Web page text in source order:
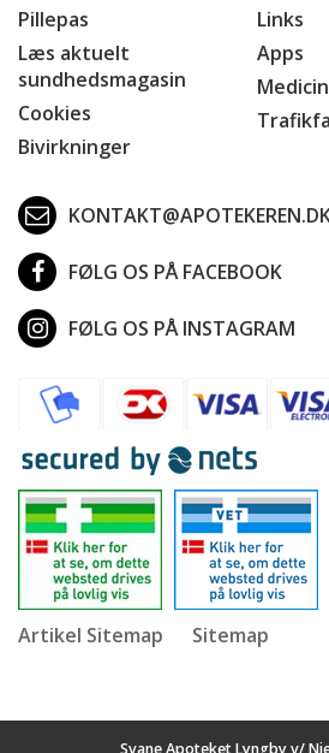
Pillepas
Læs aktuelt
sundhedsmagasin
Cookies
Bivirkninger
Links
Apps
FØLG OS PÅ FACEBOOK
FØLG OS PÅ INSTAGRAM
Artikel Sitemap Sitemap